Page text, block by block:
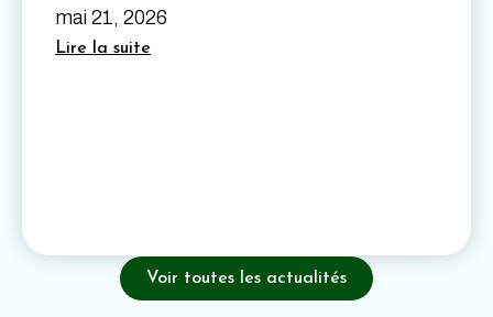
Sweden – August 26th to 28th 2026
mai 21, 2026
Lire la suite
Voir toutes les actualités